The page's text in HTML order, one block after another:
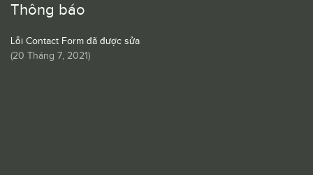
Thông báo
Lỗi Contact Form đã được sửa
(20 Tháng 7, 2021)